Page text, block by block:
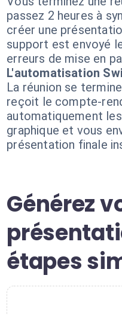
passez 2 heures à
créer une
support est envoyé
erreurs de mise en
L'automatisation
La réunion se
reçoit le compte-
automatiquement
graphique et vous
présentation finale
Générez
étapes